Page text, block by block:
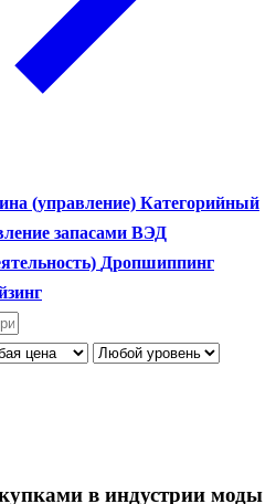
(управление) Категорийный
запасами ВЭД
Дропшиппинг